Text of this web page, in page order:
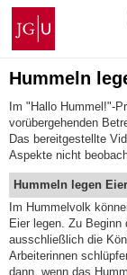
Zum
Inhalt
springen
Johannes
Gutenberg-
Universität
Mainz
Hummeln
Im "Hallo Hummel!"-
vorübergehenden
Das bereitgestellte
Aspekte nicht
Hummeln legen Eier
Im Hummelvolk
Eier legen. Zu
ausschließlich die
Arbeiterinnen
dann, wenn das